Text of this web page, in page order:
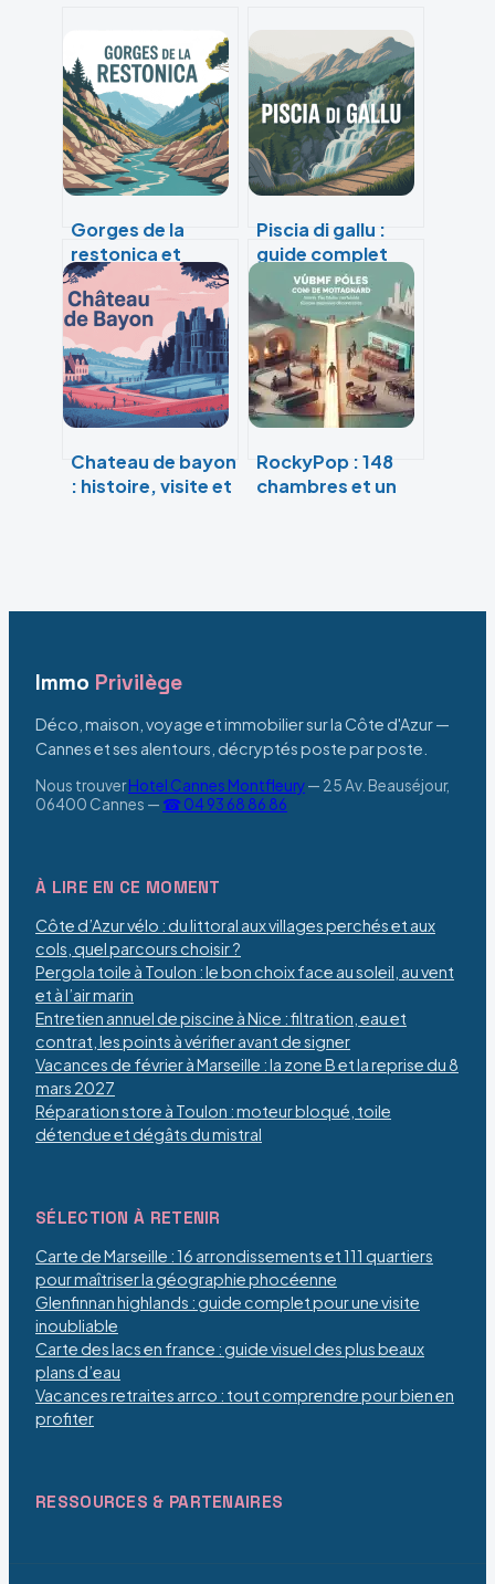
Gorges de la
restonica et
tragone di a
restonica : guide
complet pour
randonner et se
baigner
Piscia di gallu :
guide complet
pour profiter de
cette cascade en
corse
Chateau de bayon
: histoire, visite et
RockyPop : 148
chambres et un
Immo Privilège
Déco, maison, voyage et immobilier sur la Côte d'Azur —
Cannes et ses alentours, décryptés poste par poste.
Nous trouverHotel Cannes Montfleury— 25 Av. Beauséjour,
06400 Cannes — ☎ 04 93 68 86 86
À LIRE EN CE MOMENT
Côte d’Azur vélo : du littoral aux villages perchés et aux
cols, quel parcours choisir ?
Pergola toile à Toulon : le bon choix face au soleil, au vent
et à l’air marin
Entretien annuel de piscine à Nice : filtration, eau et
contrat, les points à vérifier avant de signer
Vacances de février à Marseille : la zone B et la reprise du 8
mars 2027
Réparation store à Toulon : moteur bloqué, toile
détendue et dégâts du mistral
SÉLECTION À RETENIR
Carte de Marseille : 16 arrondissements et 111 quartiers
pour maîtriser la géographie phocéenne
Glenfinnan highlands : guide complet pour une visite
inoubliable
Carte des lacs en france : guide visuel des plus beaux
plans d’eau
Vacances retraites arrco : tout comprendre pour bien en
profiter
RESSOURCES & PARTENAIRES